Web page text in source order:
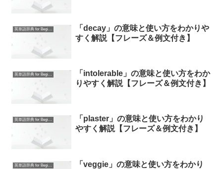
英単語辞典 for Beginners
「decay」の意味と使い方をわかりや
すく解説【フレーズ＆例文付き】
英単語辞典 for Beginners
「intolerable」の意味と使い方をわか
りやすく解説【フレーズ＆例文付き】
英単語辞典 for Beginners
「plaster」の意味と使い方をわかり
やすく解説【フレーズ＆例文付き】
英単語辞典 for Beginners
「veggie」の意味と使い方をわかり